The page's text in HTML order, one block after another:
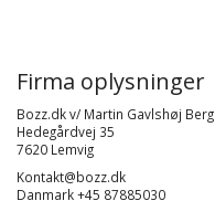
Firma oplysninger
Bozz.dk v/ Martin Gavlshøj Berg
Hedegårdvej 35
7620 Lemvig
Kontakt@bozz.dk
Danmark +45 87885030